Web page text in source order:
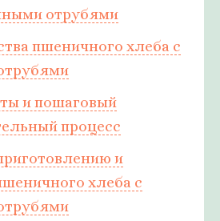
отрубями
пшеничного хлеба с
и пошаговый
процесс
и
хлеба с